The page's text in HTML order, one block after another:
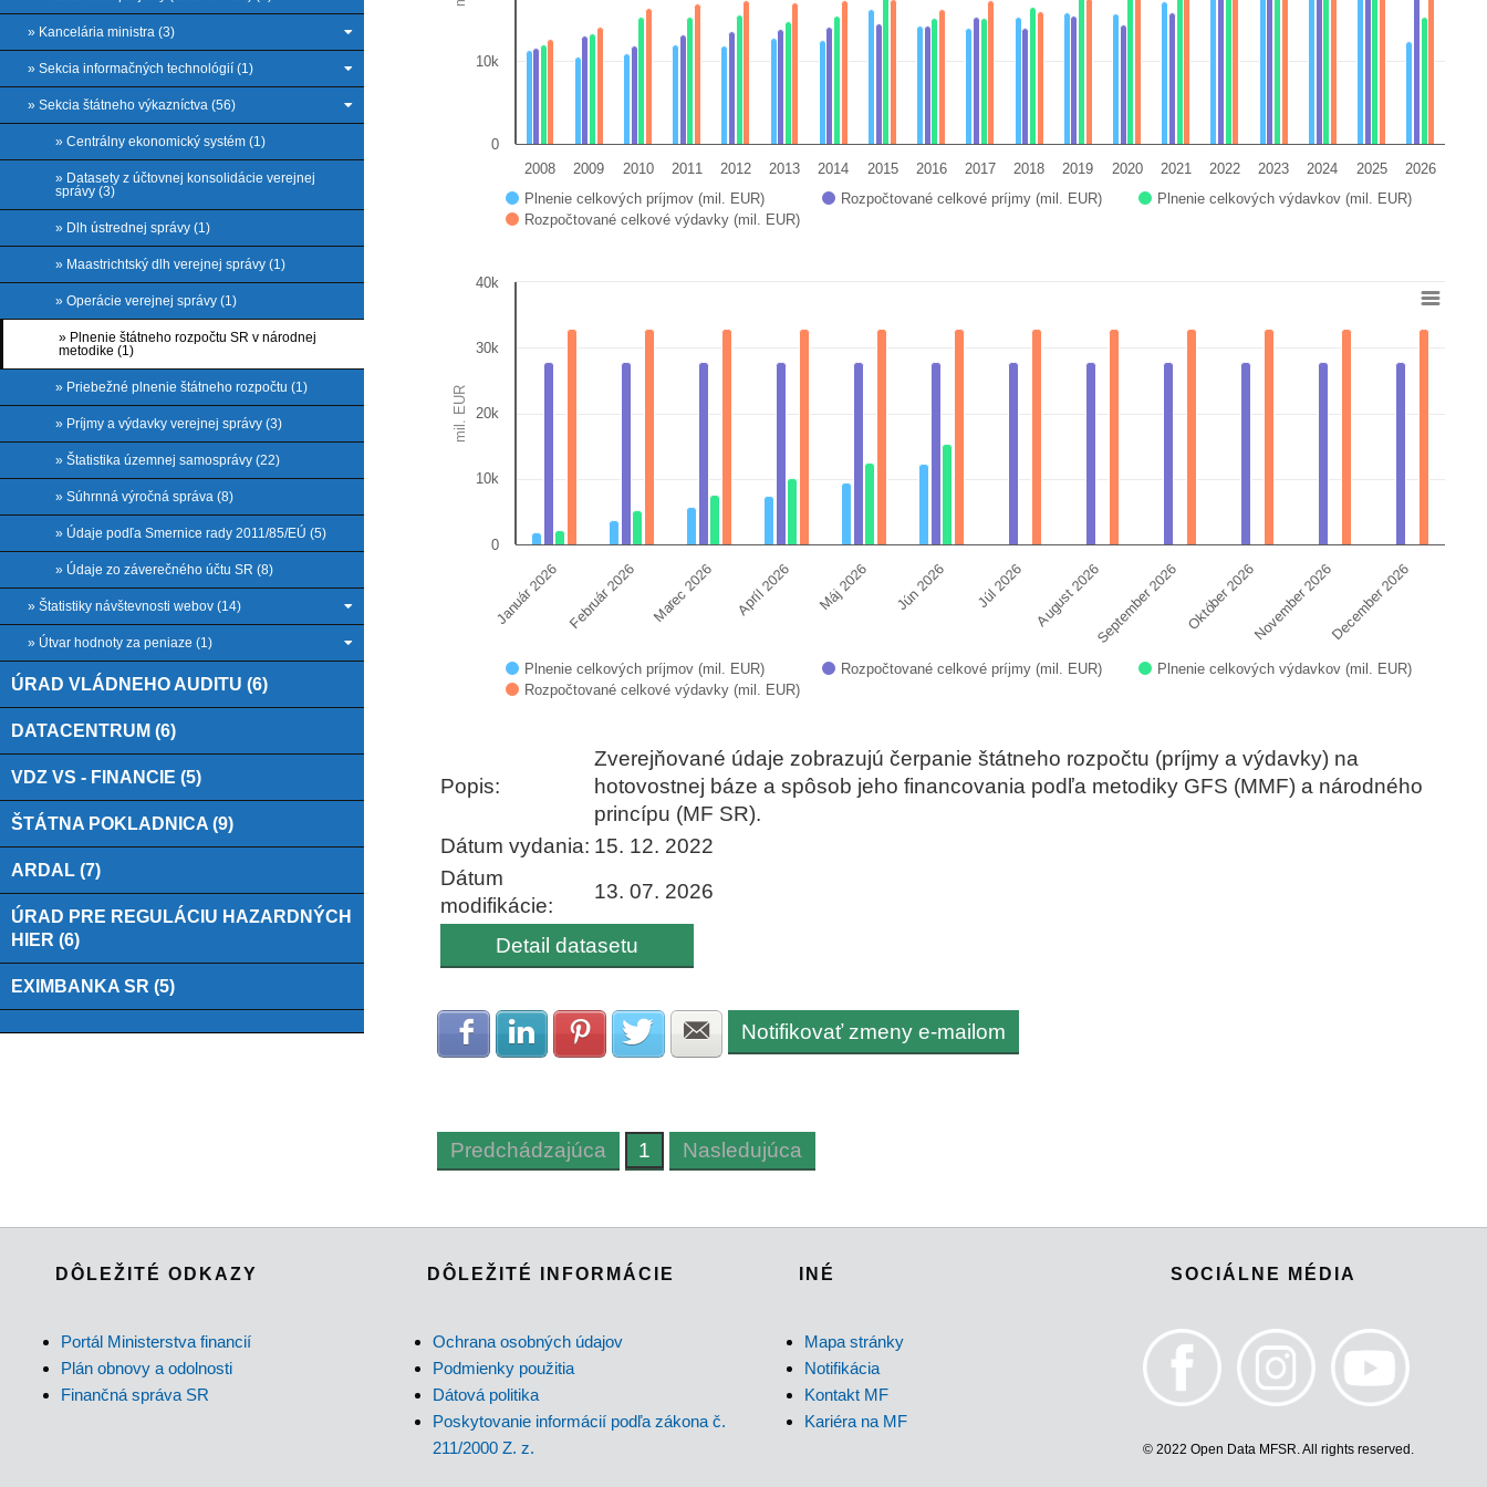
» Kancelária ministra (3)
» Sekcia informačných technológií (1)
» Sekcia štátneho výkazníctva (56)
» Centrálny ekonomický systém (1)
» Datasety z účtovnej konsolidácie verejnej
správy (3)
» Dlh ústrednej správy (1)
» Maastrichtský dlh verejnej správy (1)
» Operácie verejnej správy (1)
» Plnenie štátneho rozpočtu SR v národnej
metodike (1)
» Priebežné plnenie štátneho rozpočtu (1)
» Príjmy a výdavky verejnej správy (3)
» Štatistika územnej samosprávy (22)
» Súhrnná výročná správa (8)
» Údaje podľa Smernice rady 2011/85/EÚ (5)
» Údaje zo záverečného účtu SR (8)
» Štatistiky návštevnosti webov (14)
» Útvar hodnoty za peniaze (1)
ÚRAD VLÁDNEHO AUDITU (6)
DATACENTRUM (6)
VDZ VS - FINANCIE (5)
ŠTÁTNA POKLADNICA (9)
ARDAL (7)
ÚRAD PRE REGULÁCIU HAZARDNÝCH
HIER (6)
EXIMBANKA SR (5)
Plnenie celkových príjmov (mil. EUR) Rozpočtované celkové príjmy (mil. EUR)
Plnenie celkových výdavkov (mil. EUR)
Rozpočtované celkové výdavky (mil. EUR)
2008 2009 2010 2011 2012 2013 2014 2015 2016 2017 2018 2019 2020 2021 2022 2023 2024 2025 2026
0
10k
Bar chart with 4 data series.
View as data table, Chart
The chart has 1 X axis displaying categories.
The chart has 1 Y axis displaying mil. EUR. Data ranges from 1892.2 to 32899.7.
mil. EUR
Plnenie celkových príjmov (mil. EUR) Rozpočtované celkové príjmy (mil. EUR)
Plnenie celkových výdavkov (mil. EUR)
Rozpočtované celkové výdavky (mil. EUR)
Január 2026 Február 2026 Marec 2026 Apríl 2026 Máj 2026 Jún 2026 Júl 2026 August 2026September 2026 Október 2026November 2026December 2026
0
10k
20k
30k
40k
Popis:
Zverejňované údaje zobrazujú čerpanie štátneho rozpočtu (príjmy a výdavky) na
hotovostnej báze a spôsob jeho financovania podľa metodiky GFS (MMF) a národného
princípu (MF SR).
Dátum vydania: 15. 12. 2022
Dátum
modifikácie:
13. 07. 2026
Detail datasetu
Zdielať na Facebook
Zdielať na LinkedIn
Zdielať na Pinterest
Zdielať na Twitter
Zdielať na E-mail
Notifikovať zmeny e-mailom
Predchádzajúca 1 Nasledujúca
DÔLEŽITÉ ODKAZY
Portál Ministerstva financií
Plán obnovy a odolnosti
Finančná správa SR
DÔLEŽITÉ INFORMÁCIE
Ochrana osobných údajov
Podmienky použitia
Dátová politika
Poskytovanie informácií podľa zákona č.
211/2000 Z. z.
INÉ
Mapa stránky
Notifikácia
Kontakt MF
Kariéra na MF
SOCIÁLNE MÉDIA
© 2022 Open Data MFSR. All rights reserved.